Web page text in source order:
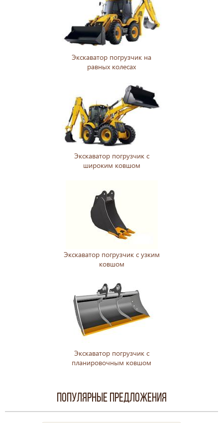
Популярные предложения
Экскаватор погрузчик на
равных колесах
Экскаватор погрузчик с
широким ковшом
Экскаватор погрузчик с узким
ковшом
Экскаватор погрузчик с
планировочным ковшом